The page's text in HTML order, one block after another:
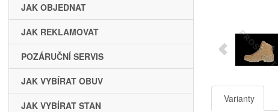
JAK OBJEDNAT
JAK REKLAMOVAT
POZÁRUČNÍ SERVIS
JAK VYBÍRAT OBUV
JAK VYBÍRAT STAN
Varianty